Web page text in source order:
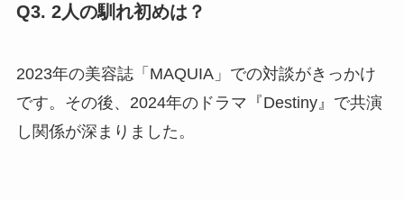
Q3. 2人の馴れ初めは？
2023年の美容誌「MAQUIA」での対談がきっかけ
です。その後、2024年のドラマ『Destiny』で共演
し関係が深まりました。